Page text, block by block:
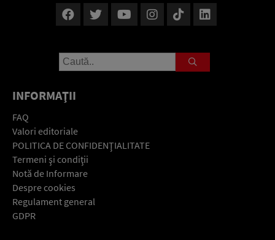
INFORMAŢII
FAQ
Valori editoriale
POLITICA DE CONFIDENŢIALITATE
Termeni şi condiţii
Notă de Informare
Despre cookies
Regulament general
GDPR